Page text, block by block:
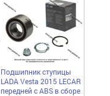
Подшипник ступицы
LADA Vesta 2015 LECAR
передней с ABS в сборе